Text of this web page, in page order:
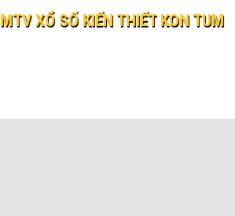
XỔ SỐ KIẾN THIẾT KON TUM